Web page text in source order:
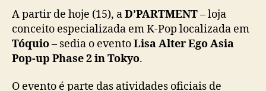
v
e
n
A partir de hoje (15), aD’PARTMENT– loja
conceito especializada em K-Pop localizada em
Tóquio– sedia o eventoLisa Alter Ego Asia
Pop-up Phase 2 in Tokyo.
O evento é parte das atividades oficiais de